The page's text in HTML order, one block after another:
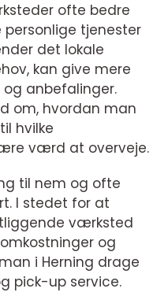
ofte bedre
tjenester
det lokale
kan give mere
anbefalinger.
om, hvordan man
hvilke
værd at overveje.
til nem og ofte
I stedet for at
værksted
og
i Herning drage
pick-up service.